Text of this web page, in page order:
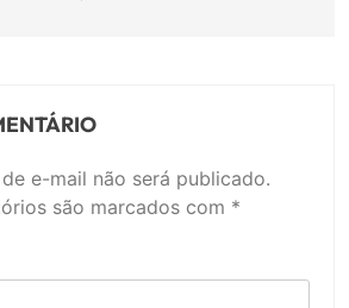
e-mail não será publicado.
são marcados com *